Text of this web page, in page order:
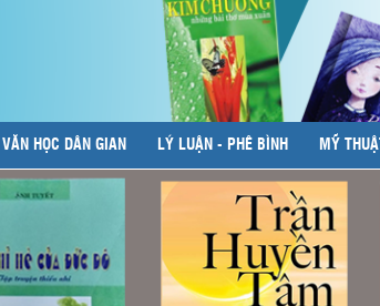
VĂN HỌC DÂN GIAN LÝ LUẬN - PHÊ BÌNH MỸ